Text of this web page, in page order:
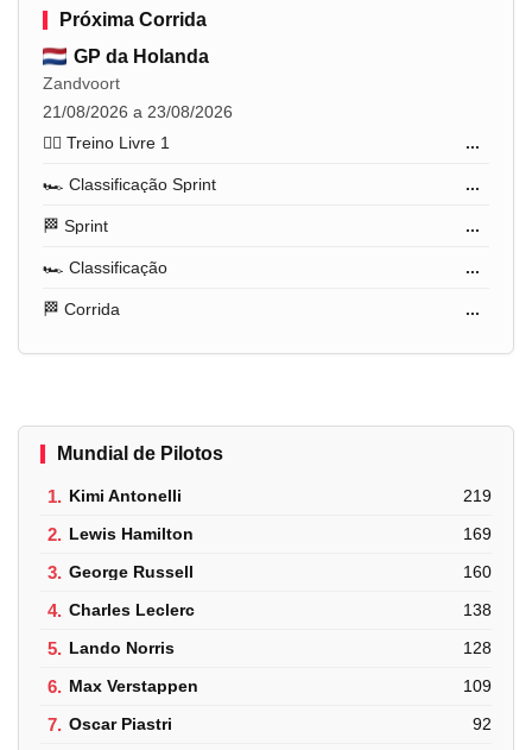
Próxima Corrida
GP da Holanda
Zandvoort
21/08/2026 a 23/08/2026
🏋️‍♂️ Treino Livre 1
...
🏎️ Classificação Sprint ...
🏁 Sprint ...
🏎️ Classificação ...
🏁 Corrida ...
Mundial de Pilotos
1. Kimi Antonelli 219
2. Lewis Hamilton 169
3. George Russell 160
4. Charles Leclerc 138
5. Lando Norris 128
6. Max Verstappen 109
7. Oscar Piastri 92